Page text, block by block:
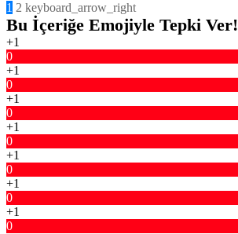
1 2 keyboard_arrow_right
Bu İçeriğe Emojiyle Tepki Ver!
+1
0
+1
0
+1
0
+1
0
+1
0
+1
0
+1
0